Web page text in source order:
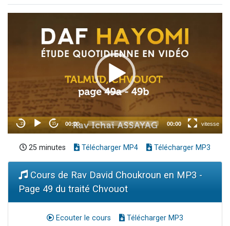
25 minutes Télécharger MP4 Télécharger MP3
Cours de Rav David Choukroun en MP3 -
Page 49 du traité Chvouot
Ecouter le cours Télécharger MP3